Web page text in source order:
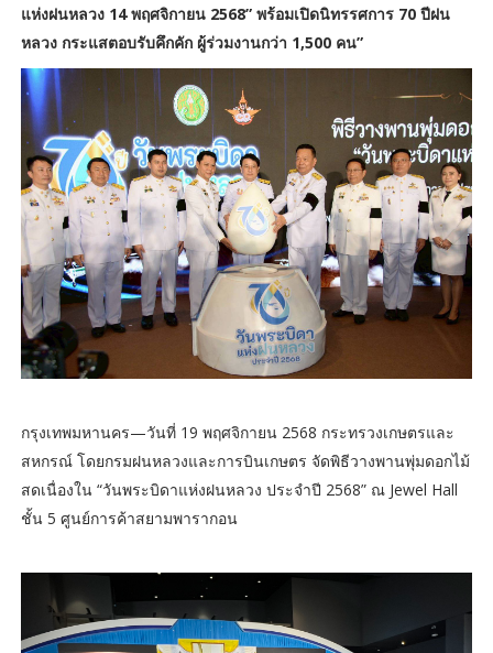
แห่งฝนหลวง 14 พฤศจิกายน 2568” พร้อมเปิดนิทรรศการ 70 ปีฝน
หลวง กระแสตอบรับคึกคัก ผู้ร่วมงานกว่า 1,500 คน”
กรุงเทพมหานคร—วันที่ 19 พฤศจิกายน 2568 กระทรวงเกษตรและ
สหกรณ์ โดยกรมฝนหลวงและการบินเกษตร จัดพิธีวางพานพุ่มดอกไม้
สดเนื่องใน “วันพระบิดาแห่งฝนหลวง ประจำปี 2568” ณ Jewel Hall
ชั้น 5 ศูนย์การค้าสยามพารากอน